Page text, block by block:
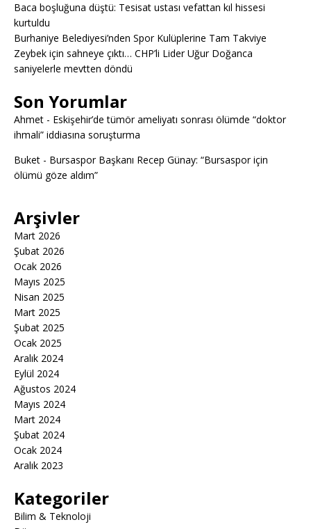
Baca boşluğuna düştü: Tesisat ustası vefattan kıl hissesi
kurtuldu
Burhaniye Belediyesi’nden Spor Kulüplerine Tam Takviye
Zeybek için sahneye çıktı… CHP’li Lider Uğur Doğanca
saniyelerle mevtten döndü
Son Yorumlar
Ahmet - Eskişehir’de tümör ameliyatı sonrası ölümde “doktor
ihmali” iddiasına soruşturma
Buket - Bursaspor Başkanı Recep Günay: “Bursaspor için
ölümü göze aldım”
Arşivler
Mart 2026
Şubat 2026
Ocak 2026
Mayıs 2025
Nisan 2025
Mart 2025
Şubat 2025
Ocak 2025
Aralık 2024
Eylül 2024
Ağustos 2024
Mayıs 2024
Mart 2024
Şubat 2024
Ocak 2024
Aralık 2023
Kategoriler
Bilim & Teknoloji